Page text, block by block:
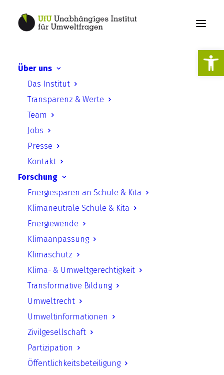
Über uns
Das Institut
Transparenz & Werte
Team
Jobs
Presse
Kontakt
Forschung
Energiesparen an Schule & Kita
Klimaneutrale Schule & Kita
Energiewende
Klimaanpassung
Klimaschutz
Klima- & Umweltgerechtigkeit
Transformative Bildung
Umweltrecht
Umweltinformationen
Zivilgesellschaft
Partizipation
Öffentlichkeitsbeteiligung
fifty/fifty